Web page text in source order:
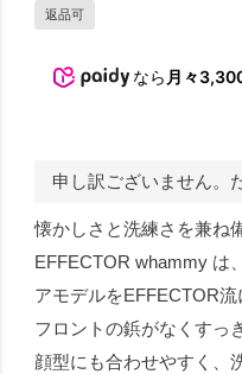
返品可
なら 月々
申し訳ございません。
懐かしさと洗練さを兼ね
EFFECTOR whammy は
アモデルをEFFECTOR流
フロントの鋲がなくすっ
顔型にも合わせやすく、